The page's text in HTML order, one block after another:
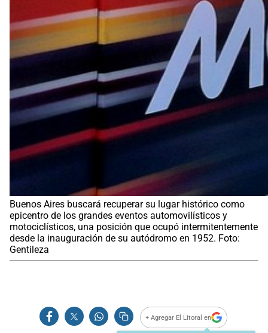
Buenos Aires buscará recuperar su lugar histórico como
epicentro de los grandes eventos automovilísticos y
motociclísticos, una posición que ocupó intermitentemente
desde la inauguración de su autódromo en 1952. Foto:
Gentileza
+ Agregar El Litoral en